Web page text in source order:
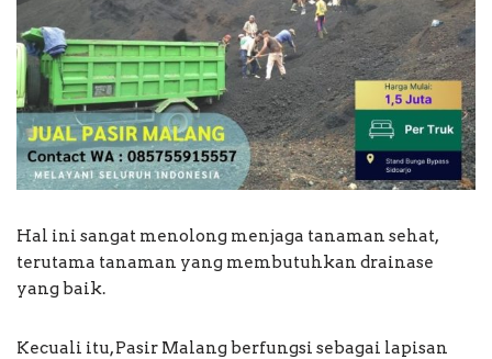
Hal ini sangat menolong menjaga tanaman sehat,
terutama tanaman yang membutuhkan drainase
yang baik.
Kecuali itu, Pasir Malang berfungsi sebagai lapisan